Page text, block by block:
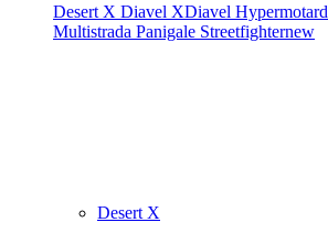
Desert X Diavel XDiavel Hypermotard
Multistrada Panigale Streetfighternew
Desert X